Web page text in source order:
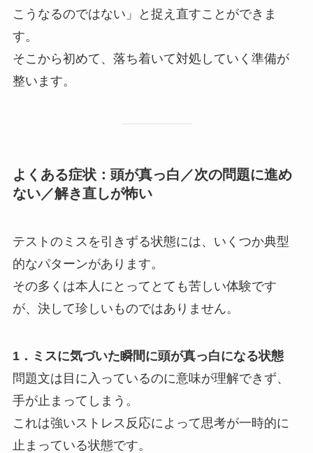
こうなるのではない」と捉え直すことができま
す。
そこから初めて、落ち着いて対処していく準備が
整います。
よくある症状：頭が真っ白／次の問題に進め
ない／解き直しが怖い
テストのミスを引きずる状態には、いくつか典型
的なパターンがあります。
その多くは本人にとってとても苦しい体験です
が、決して珍しいものではありません。
1．ミスに気づいた瞬間に頭が真っ白になる状態
問題文は目に入っているのに意味が理解できず、
手が止まってしまう。
これは強いストレス反応によって思考が一時的に
止まっている状態です。